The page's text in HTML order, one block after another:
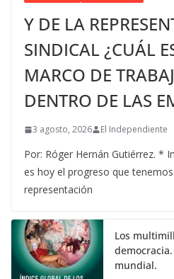
Y DE LA
SINDICAL ¿CUÁL
MARCO DE
DENTRO DE LAS
3 agosto, 2026 El Independiente
Por: Róger Hernán Gutiérrez. *
es hoy el progreso que
representación
Los
mundial.